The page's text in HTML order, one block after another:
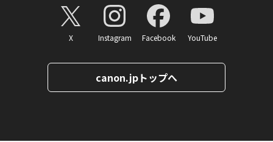
X Instagram Facebook YouTube
canon.jpトップへ